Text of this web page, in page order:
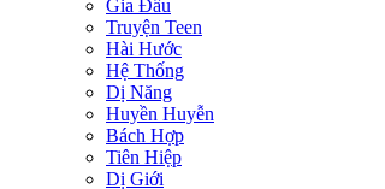
Gia Đấu
Truyện Teen
Hài Hước
Hệ Thống
Dị Năng
Huyền Huyễn
Bách Hợp
Tiên Hiệp
Dị Giới